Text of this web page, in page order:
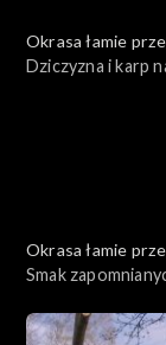
Okrasa łamie
Dziczyzna i karp
Okrasa łamie
Smak